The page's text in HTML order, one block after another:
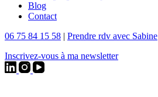
Blog
Contact
06 75 84 15 58 | Prendre rdv avec Sabine
Inscrivez-vous à ma newsletter